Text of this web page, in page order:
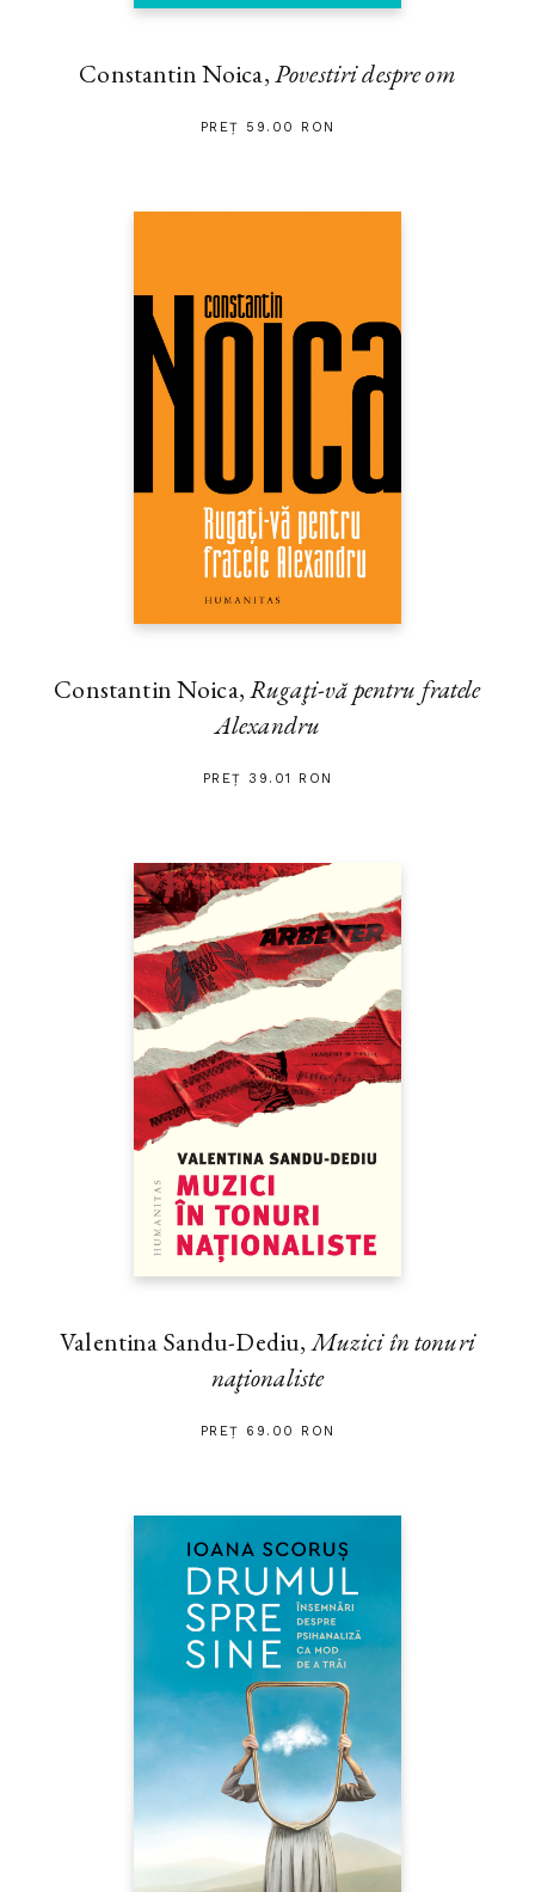
Constantin Noica,Povestiri despre om
PREȚ 59.00 RON
Constantin Noica,Rugaţi-vă pentru fratele
Alexandru
PREȚ 39.01 RON
Valentina Sandu-Dediu,Muzici în tonuri
naţionaliste
PREȚ 69.00 RON